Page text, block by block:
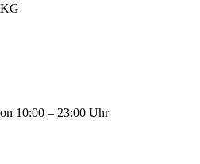
10:00 – 23:00 Uhr